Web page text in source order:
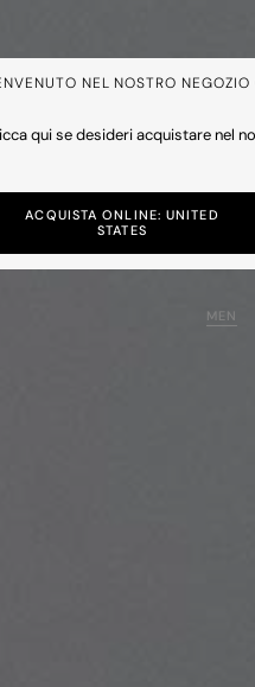
NEL NOSTRO
qui se desideri acquistare nel
ACQUISTA ONLINE: UNITED
STATES
NEW
SPRING
MEN